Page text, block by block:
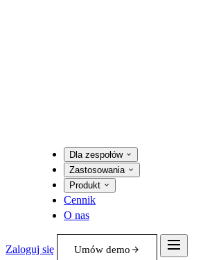
Dla zespołów
Zastosowania
Produkt
Cennik
O nas
Zaloguj się Umów demo